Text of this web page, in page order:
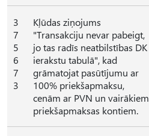
3
7
5
6
7
3
Kļūdas ziņojums
"Transakciju nevar pabeigt,
jo tas radīs neatbilstības DK
ierakstu tabulā", kad
grāmatojat pasūtījumu ar
100% priekšapmaksu,
cenām ar PVN un vairākiem
priekšapmaksas kontiem.